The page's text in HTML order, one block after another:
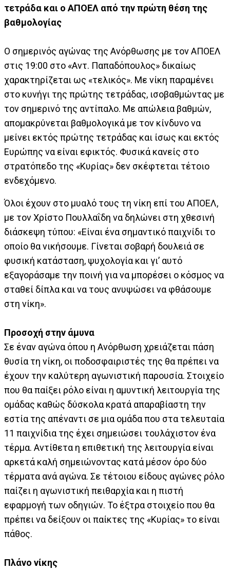
τετράδα και ο ΑΠΟΕΛ από την πρώτη θέση της
βαθμολογίας
Ο σημερινός αγώνας της Ανόρθωσης με τον ΑΠΟΕΛ
στις 19:00 στο «Αντ. Παπαδόπουλος» δικαίως
χαρακτηρίζεται ως «τελικός». Με νίκη παραμένει
στο κυνήγι της πρώτης τετράδας, ισοβαθμώντας με
τον σημερινό της αντίπαλο. Με απώλεια βαθμών,
απομακρύνεται βαθμολογικά με τον κίνδυνο να
μείνει εκτός πρώτης τετράδας και ίσως και εκτός
Ευρώπης να είναι εφικτός. Φυσικά κανείς στο
στρατόπεδο της «Κυρίας» δεν σκέφτεται τέτοιο
ενδεχόμενο.
Όλοι έχουν στο μυαλό τους τη νίκη επί του ΑΠΟΕΛ,
με τον Χρίστο Πουλλαΐδη να δηλώνει στη χθεσινή
διάσκεψη τύπου: «Είναι ένα σημαντικό παιχνίδι το
οποίο θα νικήσουμε. Γίνεται σοβαρή δουλειά σε
φυσική κατάσταση, ψυχολογία και γι’ αυτό
εξαγοράσαμε την ποινή για να μπορέσει ο κόσμος να
σταθεί δίπλα και να τους ανυψώσει να φθάσουμε
στη νίκη».
Προσοχή στην άμυνα
Σε έναν αγώνα όπου η Ανόρθωση χρειάζεται πάση
θυσία τη νίκη, οι ποδοσφαιριστές της θα πρέπει να
έχουν την καλύτερη αγωνιστική παρουσία. Στοιχείο
που θα παίξει ρόλο είναι η αμυντική λειτουργία της
ομάδας καθώς δύσκολα κρατά απαραβίαστη την
εστία της απέναντι σε μια ομάδα που στα τελευταία
11 παιχνίδια της έχει σημειώσει τουλάχιστον ένα
τέρμα. Αντίθετα η επιθετική της λειτουργία είναι
αρκετά καλή σημειώνοντας κατά μέσον όρο δύο
τέρματα ανά αγώνα. Σε τέτοιου είδους αγώνες ρόλο
παίζει η αγωνιστική πειθαρχία και η πιστή
εφαρμογή των οδηγιών. Το έξτρα στοιχείο που θα
πρέπει να δείξουν οι παίκτες της «Κυρίας» το είναι
πάθος.
Πλάνο νίκης